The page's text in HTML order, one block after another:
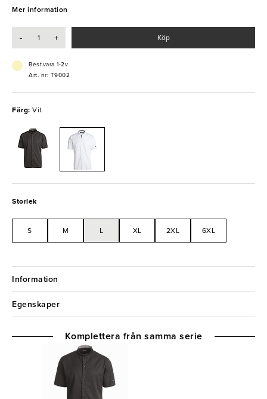
innovativa och funktionella arbetskläder anpassade till den enskilde
Mer information
- + Köp
Best.vara 1-2v
Art. nr: T9002
Färg: Vit
Storlek
S M L XL 2XL 6XL
Information
Egenskaper
Komplettera från samma serie